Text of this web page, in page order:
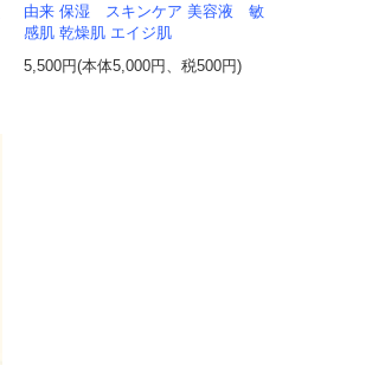
由来 保湿 スキンケア 美容液 敏
感肌 乾燥肌 エイジ肌
5,500円(本体5,000円、税500円)